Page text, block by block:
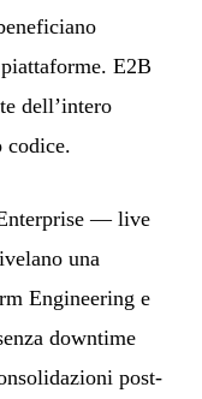
E2B
dell’intero
codice.
— live
una
Engineering e
downtime
post-